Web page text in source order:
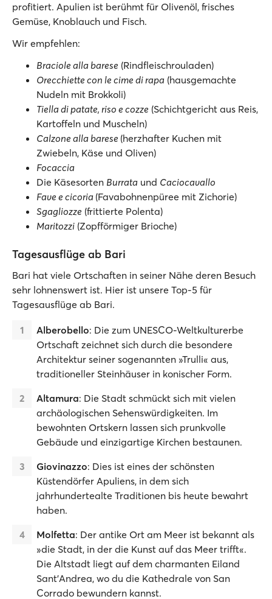
profitiert. Apulien ist berühmt für Olivenöl, frisches
Gemüse, Knoblauch und Fisch.
Wir empfehlen:
Braciole alla barese (Rindfleischrouladen)
Orecchiette con le cime di rapa (hausgemachte
Nudeln mit Brokkoli)
Tiella di patate, riso e cozze (Schichtgericht aus Reis,
Kartoffeln und Muscheln)
Calzone alla barese (herzhafter Kuchen mit
Zwiebeln, Käse und Oliven)
Focaccia
Die Käsesorten Burrata und Caciocavallo
Fave e cicoria (Favabohnenpüree mit Zichorie)
Sgagliozze (frittierte Polenta)
Maritozzi (Zopfförmiger Brioche)
Tagesausflüge ab Bari
Bari hat viele Ortschaften in seiner Nähe deren Besuch
sehr lohnenswert ist. Hier ist unsere Top-5 für
Tagesausflüge ab Bari.
Alberobello: Die zum UNESCO-Weltkulturerbe
Ortschaft zeichnet sich durch die besondere
Architektur seiner sogenannten »Trulli« aus,
traditioneller Steinhäuser in konischer Form.
Altamura: Die Stadt schmückt sich mit vielen
archäologischen Sehenswürdigkeiten. Im
bewohnten Ortskern lassen sich prunkvolle
Gebäude und einzigartige Kirchen bestaunen.
Giovinazzo: Dies ist eines der schönsten
Küstendörfer Apuliens, in dem sich
jahrhundertealte Traditionen bis heute bewahrt
haben.
Molfetta: Der antike Ort am Meer ist bekannt als
»die Stadt, in der die Kunst auf das Meer trifft«.
Die Altstadt liegt auf dem charmanten Eiland
Sant'Andrea, wo du die Kathedrale von San
Corrado bewundern kannst.